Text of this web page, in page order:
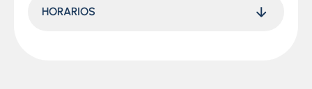
HORARIOS